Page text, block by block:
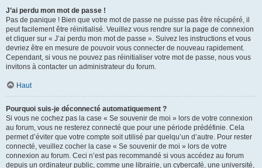
J’ai perdu mon mot de passe !
Pas de panique ! Bien que votre mot de passe ne puisse pas être récupéré, il
peut facilement être réinitialisé. Veuillez vous rendre sur la page de connexion
et cliquer sur « J’ai perdu mon mot de passe ». Suivez les instructions et vous
devriez être en mesure de pouvoir vous connecter de nouveau rapidement.
Cependant, si vous ne pouvez pas réinitialiser votre mot de passe, nous vous
invitons à contacter un administrateur du forum.
Haut
Pourquoi suis-je déconnecté automatiquement ?
Si vous ne cochez pas la case « Se souvenir de moi » lors de votre connexion
au forum, vous ne resterez connecté que pour une période prédéfinie. Cela
permet d’éviter que votre compte soit utilisé par quelqu’un d’autre. Pour rester
connecté, veuillez cocher la case « Se souvenir de moi » lors de votre
connexion au forum. Ceci n’est pas recommandé si vous accédez au forum
depuis un ordinateur public, comme une librairie, un cybercafé, une université,